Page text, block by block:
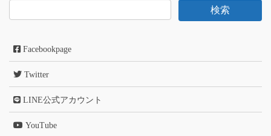
Facebookpage
Twitter
LINE公式アカウント
YouTube